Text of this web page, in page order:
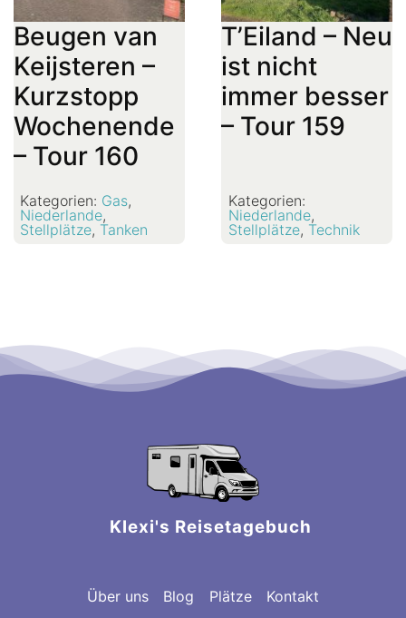
Beugen van
Keijsteren –
Kurzstopp
Wochenende
– Tour 160
Kategorien: Gas,
Niederlande,
Stellplätze, Tanken
T’Eiland – Neu
ist nicht
immer besser
– Tour 159
Kategorien:
Niederlande,
Stellplätze, Technik
Klexi's Reisetagebuch
Über uns Blog Plätze Kontakt